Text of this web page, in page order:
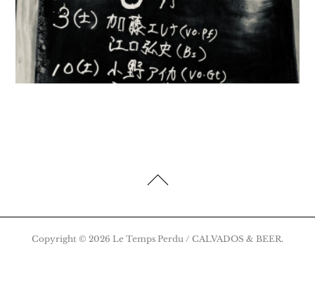
Copyright © 2026 Le Temps Perdu / CALVADOS & BEER.